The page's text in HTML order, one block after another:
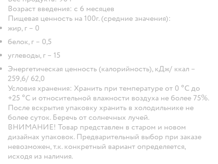
Возраст введения: с 6 месяцев
Пищевая ценность на 100г. (средние значения):
жир, г – 0
белок, г – 0,5
углеводы, г – 15
Энергетическая ценность (калорийность), кДж/ ккал –
259,6/ 62,0
Условия хранения: Хранить при температуре от 0 °С до
+25 °С и относительной влажности воздуха не более 75%.
После вскрытия упаковку хранить в холодильнике не
более суток. Беречь от солнечных лучей.
ВНИМАНИЕ! Товар представлен в старом и новом
дизайнах упаковок. Предварительный выбор при заказе
невозможен, т.к. конкретный вариант определяется,
исходя из наличия.